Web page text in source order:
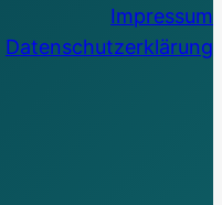
Impressum
Datenschutzerklärung